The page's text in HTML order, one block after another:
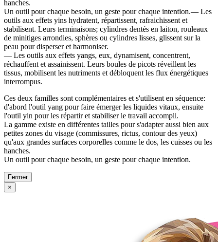
hanches.
Un outil pour chaque besoin, un geste pour chaque intention.— Les
outils aux effets yins hydratent, répartissent, rafraichissent et
stabilisent. Leurs terminaisons; cylindres dentés en laiton, rouleaux
de minitiges arrondies, sphères ou cylindres lisses, glissent sur la
peau pour disperser et harmoniser.
— Les outils aux effets yangs, eux, dynamisent, concentrent,
réchauffent et assainissent. Leurs boules de picots réveillent les
tissus, mobilisent les nutriments et débloquent les flux énergétiques
interrompus.
Ces deux familles sont complémentaires et s'utilisent en séquence:
d'abord l'outil yang pour faire émerger les liquides vitaux, ensuite
l'outil yin pour les répartir et stabiliser le travail accompli.
La gamme existe en différentes tailles pour s'adapter aussi bien aux
petites zones du visage (commissures, rictus, contour des yeux)
qu'aux grandes surfaces corporelles comme le dos, les cuisses ou les
hanches.
Un outil pour chaque besoin, un geste pour chaque intention.
Fermer
×